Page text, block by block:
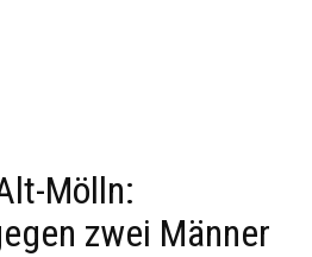
Mölln:
zwei Männer